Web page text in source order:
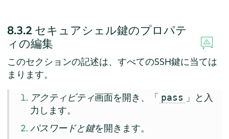
8.3.2 セキュアシェル鍵のプロパテ
ィの編集
このセクションの記述は、すべてのSSH鍵に当ては
まります。
アクティビティ画面を開き、「 pass 」と入
力します。
パスワードと鍵を開きます。